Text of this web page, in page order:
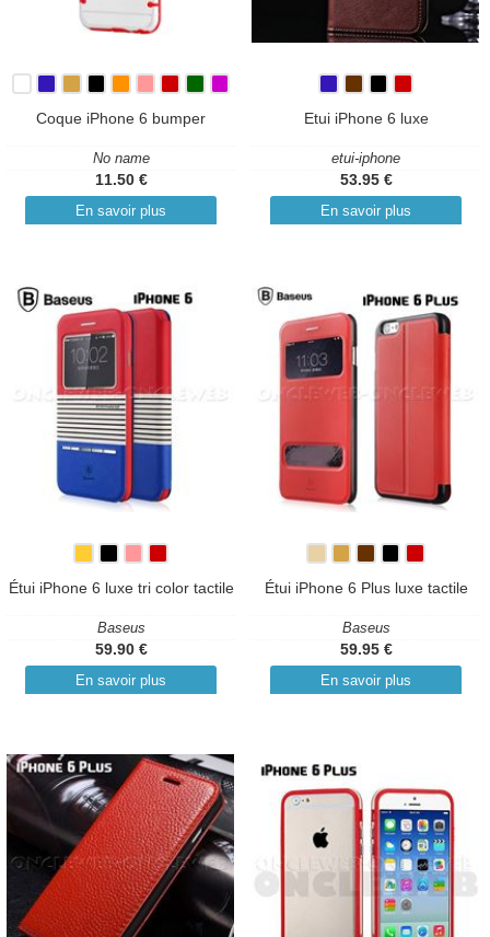
Coque iPhone 6 bumper
No name
11.50 €
En savoir plus
Etui iPhone 6 luxe
etui-iphone
53.95 €
En savoir plus
Étui iPhone 6 luxe tri color tactile
Baseus
59.90 €
En savoir plus
Étui iPhone 6 Plus luxe tactile
Baseus
59.95 €
En savoir plus